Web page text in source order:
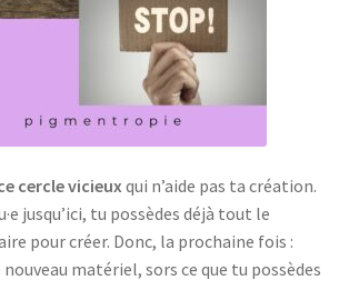
cercle vicieux qui n’aide pas ta création.
jusqu’ici, tu possèdes déjà tout le
pour créer. Donc, la prochaine fois :
matériel, sors ce que tu possèdes